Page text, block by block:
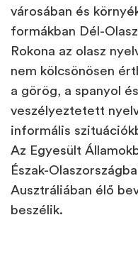
városában és
formákban Dél-
Rokona az olasz
nem kölcsönösen
a görög, a spanyol
veszélyeztetett
informális
Az Egyesült
Észak-
Ausztráliában élő
beszélik.